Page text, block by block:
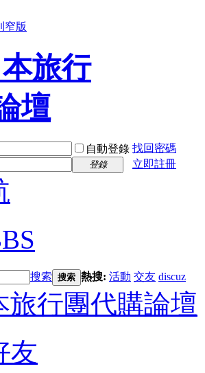
窄版
自動登錄 找回密碼
登錄 立即註冊
搜索 搜索 熱搜: 活動 交友 discuz
旅行團代購論壇
友